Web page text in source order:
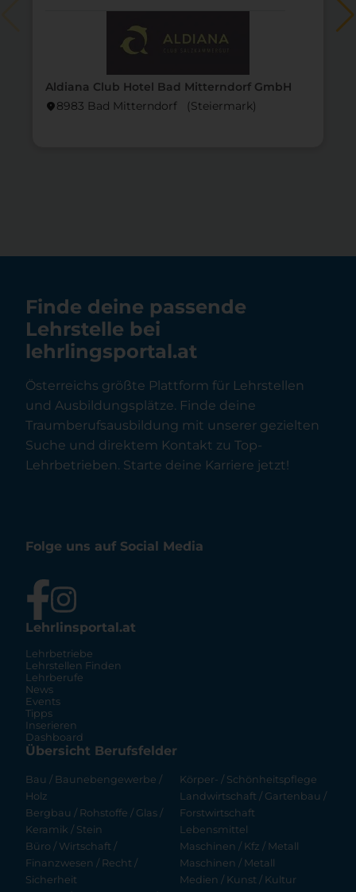
Aldiana Club Hotel Bad Mitterndorf GmbH
location_on8983 Bad Mitterndorf (Steier­mark)
Finde deine passende
Lehrstelle bei
lehrlingsportal.at
Österreichs größte Plattform für Lehrstellen
und Ausbildungsplätze. Finde deine
Traumberufsausbildung mit unserer gezielten
Suche und direktem Kontakt zu Top-
Lehrbetrieben. Starte deine Karriere jetzt!
Folge uns auf Social Media
Lehrlinsportal.at
Lehrbetriebe
Lehrstellen Finden
Lehrberufe
News
Events
Tipps
Inserieren
Dashboard
Übersicht Berufsfelder
Bau / Baunebengewerbe /
Holz
Bergbau / Rohstoffe / Glas /
Keramik / Stein
Büro / Wirtschaft /
Finanzwesen / Recht /
Sicherheit
Körper- / Schönheitspflege
Landwirtschaft / Gartenbau /
Forstwirtschaft
Lebensmittel
Maschinen / Kfz / Metall
Maschinen / Metall
Medien / Kunst / Kultur